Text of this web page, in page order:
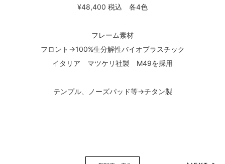
¥48,400 税込 各4色
フレーム素材
フロント→100%生分解性バイオプラスチック
イタリア マツケリ社製 M49を採用
テンプル、ノーズパッド等→チタン製